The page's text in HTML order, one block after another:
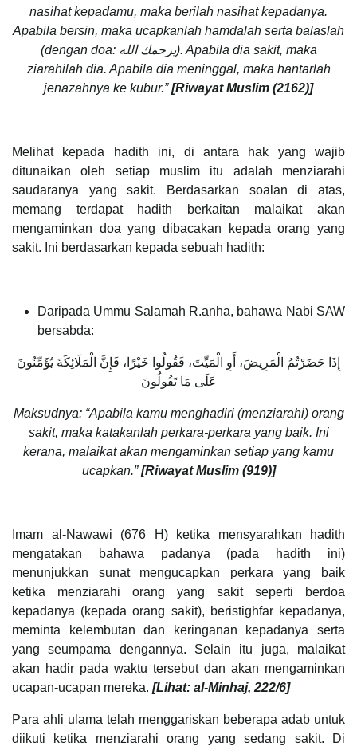
nasihat kepadamu, maka berilah nasihat kepadanya.
Apabila bersin, maka ucapkanlah hamdalah serta balaslah
(dengan doa: يرحمك الله). Apabila dia sakit, maka
ziarahilah dia. Apabila dia meninggal, maka hantarlah
jenazahnya ke kubur.”[Riwayat Muslim (2162)]
Melihat kepada hadith ini, di antara hak yang wajib
ditunaikan oleh setiap muslim itu adalah menziarahi
saudaranya yang sakit. Berdasarkan soalan di atas,
memang terdapat hadith berkaitan malaikat akan
mengaminkan doa yang dibacakan kepada orang yang
sakit. Ini berdasarkan kepada sebuah hadith:
Daripada Ummu Salamah R.anha, bahawa Nabi SAW
bersabda:
إِذَا حَضَرْتُمُ الْمَرِيضَ، أَوِ الْمَيِّتَ، فَقُولُوا خَيْرًا، فَإِنَّ الْمَلَائِكَةَ يُؤَمِّنُونَ
عَلَى مَا تَقُولُونَ
Maksudnya: “Apabila kamu menghadiri (menziarahi) orang
sakit, maka katakanlah perkara-perkara yang baik. Ini
kerana, malaikat akan mengaminkan setiap yang kamu
ucapkan.”[Riwayat Muslim (919)]
Imam al-Nawawi (676 H) ketika mensyarahkan hadith
mengatakan bahawa padanya (pada hadith ini)
menunjukkan sunat mengucapkan perkara yang baik
ketika menziarahi orang yang sakit seperti berdoa
kepadanya (kepada orang sakit), beristighfar kepadanya,
meminta kelembutan dan keringanan kepadanya serta
yang seumpama dengannya. Selain itu juga, malaikat
akan hadir pada waktu tersebut dan akan mengaminkan
ucapan-ucapan mereka. [Lihat: al-Minhaj, 222/6]
Para ahli ulama telah menggariskan beberapa adab untuk
diikuti ketika menziarahi orang yang sedang sakit. Di